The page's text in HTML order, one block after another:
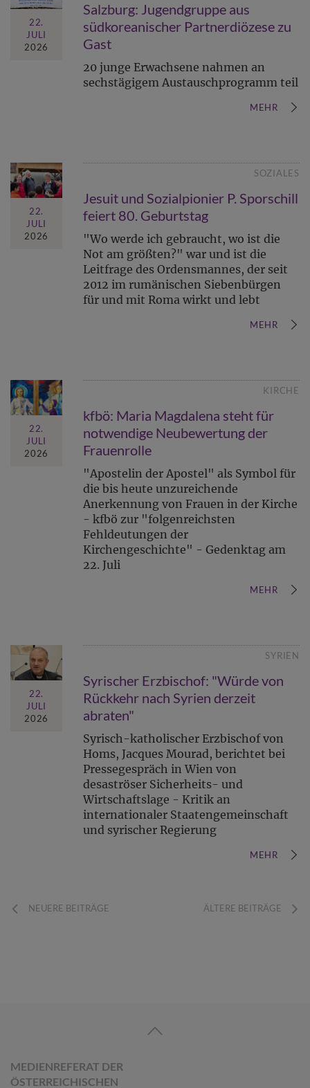
22.
JULI
2026
Salzburg: Jugendgruppe aus
südkoreanischer Partnerdiözese zu
Gast
20 junge Erwachsene nahmen an
sechstägigem Austauschprogramm teil
MEHR
22.
JULI
2026
SOZIALES
Jesuit und Sozialpionier P. Sporschill
feiert 80. Geburtstag
"Wo werde ich gebraucht, wo ist die
Not am größten?" war und ist die
Leitfrage des Ordensmannes, der seit
2012 im rumänischen Siebenbürgen
für und mit Roma wirkt und lebt
MEHR
22.
JULI
2026
KIRCHE
kfbö: Maria Magdalena steht für
notwendige Neubewertung der
Frauenrolle
"Apostelin der Apostel" als Symbol für
die bis heute unzureichende
Anerkennung von Frauen in der Kirche
- kfbö zur "folgenreichsten
Fehldeutungen der
Kirchengeschichte" - Gedenktag am
22. Juli
MEHR
22.
JULI
2026
SYRIEN
Syrischer Erzbischof: "Würde von
Rückkehr nach Syrien derzeit
abraten"
Syrisch-katholischer Erzbischof von
Homs, Jacques Mourad, berichtet bei
Pressegespräch in Wien von
desaströser Sicherheits- und
Wirtschaftslage - Kritik an
internationaler Staatengemeinschaft
und syrischer Regierung
MEHR
NEUERE BEITRÄGE ÄLTERE BEITRÄGE
MEDIENREFERAT DER
ÖSTERREICHISCHEN